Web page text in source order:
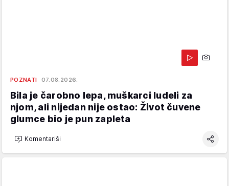
POZNATI 07.08.2026.
Bila je čarobno lepa, muškarci ludeli za
njom, ali nijedan nije ostao: Život čuvene
glumce bio je pun zapleta
Komentariši